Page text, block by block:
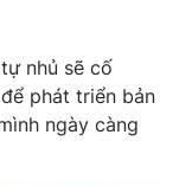
có sự chấp
phát hành lại
nhủ sẽ cố
phát triển bản
ngày càng